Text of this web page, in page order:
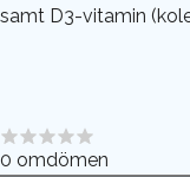
samt D3-vitamin
0 omdömen